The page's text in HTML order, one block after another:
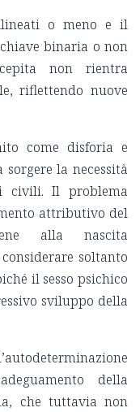
o meno e il
binaria o non
non rientra
riflettendo nuove
come disforia e
sorgere la necessità
civili. Il problema
attributivo del
alla nascita
soltanto
il sesso psichico
sviluppo della
della
che tuttavia non